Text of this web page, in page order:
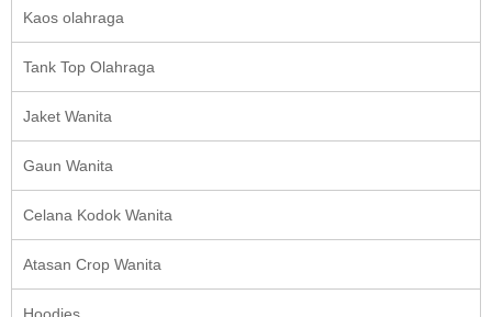
Kaos olahraga
Tank Top Olahraga
Jaket Wanita
Gaun Wanita
Celana Kodok Wanita
Atasan Crop Wanita